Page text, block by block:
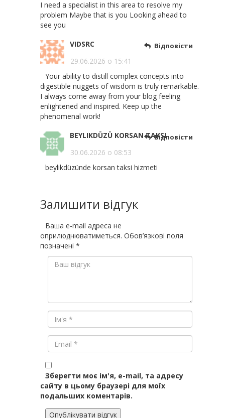
I need a specialist in this area to resolve my
problem Maybe that is you Looking ahead to
see you
VIDSRC
29.06.2026 о 15:41
Your ability to distill complex concepts into
digestible nuggets of wisdom is truly remarkable.
I always come away from your blog feeling
enlightened and inspired. Keep up the
phenomenal work!
Відповісти
BEYLIKDÜZÜ KORSAN TAKSI
30.06.2026 о 08:53
beylikdüzünde korsan taksi hizmeti
Відповісти
Залишити відгук
Ваша e-mail адреса не
оприлюднюватиметься. Обов’язкові поля
позначені *
Зберегти моє ім'я, e-mail, та адресу
сайту в цьому браузері для моїх
подальших коментарів.